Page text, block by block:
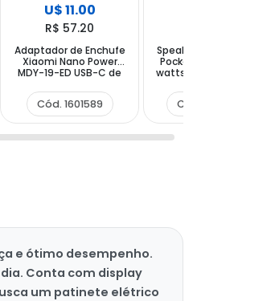
U$ 11.00
R$ 57.20
Adaptador de Enchufe
Xiaomi Nano Power
MDY-19-ED USB-C de
Cód. 1601589
Speaker Xiaomi Sound
Pocket MDZ-37-DB 5
watts con Bluetooth -
Cód. 1496697
e ótimo desempenho.
Conta com display
um patinete elétrico